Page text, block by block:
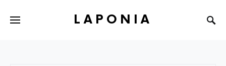
LAPONIA